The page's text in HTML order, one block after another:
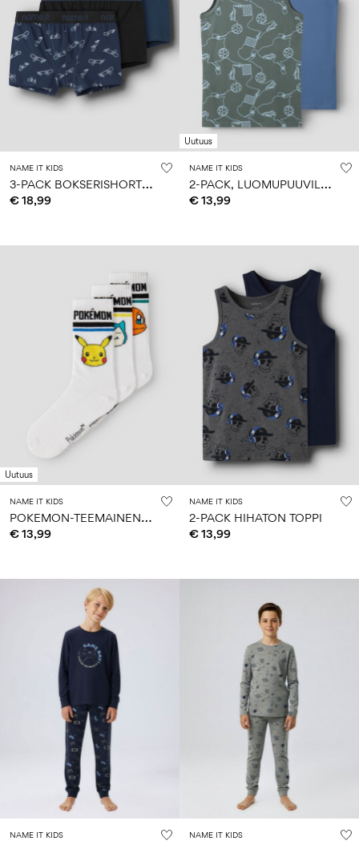
NAME IT KIDS
3
-PACK BOKSERISHORTSIT
€ 18,99
Uutuus
NAME IT KIDS
2
-PACK, LUOMUPUUVILLAINEN HIHATON TOPPI
€ 13,99
Uutuus
NAME IT KIDS
P
OKEMON-TEEMAINEN SUKAT
€ 13,99
NAME IT KIDS
2-PACK HIHATON TOPPI
€ 13,99
NAME IT KIDS NAME IT KIDS